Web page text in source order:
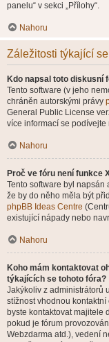
panelu“ v sekci „Přílohy“.
Nahoru
Záležitosti týkající
Kdo napsal toto diskusní
Tento software (v jeho
chráněn autorskými právy
General Public License
více informací se podívejte
Nahoru
Proč ve fóru není funkce
Tento software byl
že by do něho měla být
phpBB Ideas Centre
existující nápady nebo
Nahoru
Koho mám kontaktovat
týkajících se tohoto fóra?
Jakýkoliv z administrátorů
stížnost vhodnou
byste kontaktovat majitele
pokud je fórum
Webzdarma atd.), vedení